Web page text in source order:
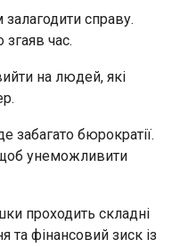
справу.
час.
на людей, які
бюрократії.
щоб унеможливити
проходить складні
та фінансовий зиск із